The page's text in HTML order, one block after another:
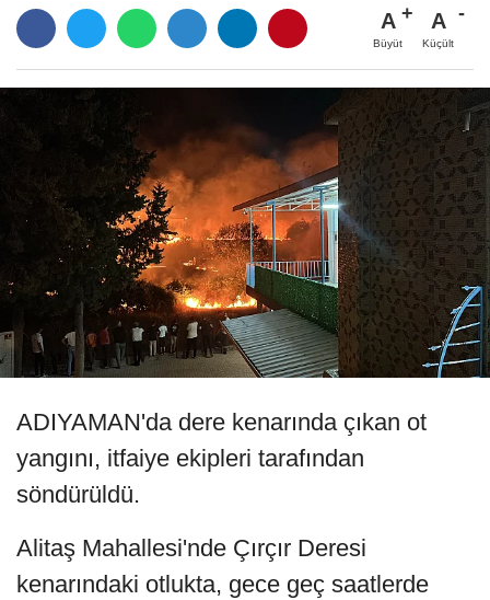
A
Büyüt
A
Küçült
ADIYAMAN'da dere kenarında çıkan ot
yangını, itfaiye ekipleri tarafından
söndürüldü.
Alitaş Mahallesi'nde Çırçır Deresi
kenarındaki otlukta, gece geç saatlerde